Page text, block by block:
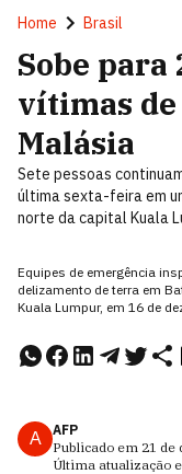
Home Brasil
Sobe para
vítimas
Malásia
Sete pessoas
última sexta-feira em
norte da capital Kuala
Equipes de emergência
delizamento de terra em
Kuala Lumpur, em 16 de
A
AFP
Publicado em 21 de
Última atualização